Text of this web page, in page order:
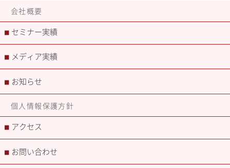
会社概要
■ セミナー実績
■ メディア実績
■ お知らせ
個人情報保護方針
■ アクセス
■ お問い合わせ